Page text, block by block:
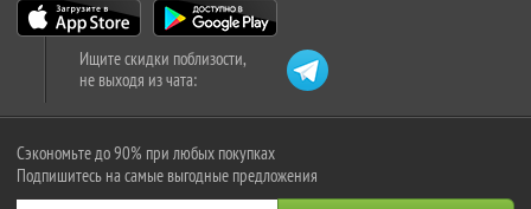
Ищите скидки поблизости,
не выходя из чата:
Сэкономьте до 90% при любых покупках
Подпишитесь на самые выгодные предложения